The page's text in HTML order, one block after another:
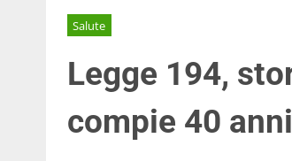
Salute
Legge 194,
compie 40 anni